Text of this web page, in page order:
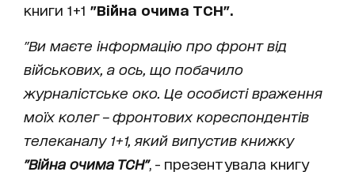
книги 1+1 "Війна очима ТСН".
"Ви маєте інформацію про фронт від
військових, а ось, що побачило
журналістське око. Це особисті враження
моїх колег – фронтових кореспондентів
телеканалу 1+1, який випустив книжку
"Війна очима ТСН", - презентувала книгу